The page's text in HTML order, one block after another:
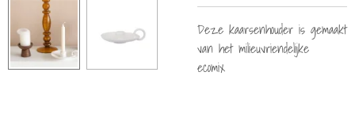
Deze kaarsenhouder is gemaakt
van het milieuvriendelijke
ecomix